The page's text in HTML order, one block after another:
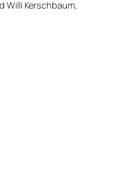
Willi Kerschbaum,